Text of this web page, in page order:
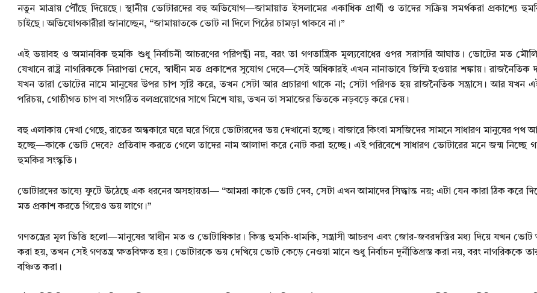
নতুন মাত্রায় পৌঁছে দিয়েছে। স্থানীয় ভোটারদের বহু অভিযোগ—জামায়াত ইসলামের একাধিক প্রার্থী ও তাদের সক্রিয় সমর্থকরা প্রকাশ্যে
চাইছে। অভিযোগকারীরা জানাচ্ছেন, “জামায়াতকে ভোট না দিলে পিঠের চামড়া থাকবে না।”
এই ভয়াবহ ও অমানবিক হুমকি শুধু নির্বাচনী আচরণের পরিপন্থী নয়, বরং তা গণতান্ত্রিক মূল্যবোধের ওপর সরাসরি আঘাত। ভোটের মত
যেখানে রাষ্ট্র নাগরিককে নিরাপত্তা দেবে, স্বাধীন মত প্রকাশের সুযোগ দেবে—সেই অধিকারই এখন নানাভাবে জিম্মি হওয়ার শঙ্কায়।
যখন তারা ভোটের নামে মানুষের উপর চাপ সৃষ্টি করে, তখন সেটা আর প্রচারণা থাকে না; সেটা পরিণত হয় রাজনৈতিক সন্ত্রাসে। আর যখন এই
পরিচয়, গোষ্ঠীগত চাপ বা সংগঠিত বলপ্রয়োগের সাথে মিশে যায়, তখন তা সমাজের ভিতকে নড়বড়ে করে দেয়।
বহু এলাকায় দেখা গেছে, রাতের অন্ধকারে ঘরে ঘরে গিয়ে ভোটারদের ভয় দেখানো হচ্ছে। বাজারে কিংবা মসজিদের সামনে সাধারণ মানুষের পথ
হচ্ছে—কাকে ভোট দেবে? প্রতিবাদ করতে গেলে তাদের নাম আলাদা করে নোট করা হচ্ছে। এই পরিবেশে সাধারণ ভোটারের মনে জন্ম নিচ্ছে
হুমকির সংস্কৃতি।
ভোটারদের ভাষ্যে ফুটে উঠেছে এক ধরনের অসহায়তা— “আমরা কাকে ভোট দেব, সেটা এখন আমাদের সিদ্ধান্ত নয়; এটা যেন কারা ঠিক করে
মত প্রকাশ করতে গিয়েও ভয় লাগে।”
গণতন্ত্রের মূল ভিত্তি হলো—মানুষের স্বাধীন মত ও ভোটাধিকার। কিন্তু হুমকি-ধামকি, সন্ত্রাসী আচরণ এবং জোর-জবরদস্তির মধ্য দিয়ে যখন ভোট
করা হয়, তখন সেই গণতন্ত্র ক্ষতবিক্ষত হয়। ভোটারকে ভয় দেখিয়ে ভোট কেড়ে নেওয়া মানে শুধু নির্বাচন দুর্নীতিগ্রস্ত করা নয়, বরং নাগরিককে
বঞ্চিত করা।